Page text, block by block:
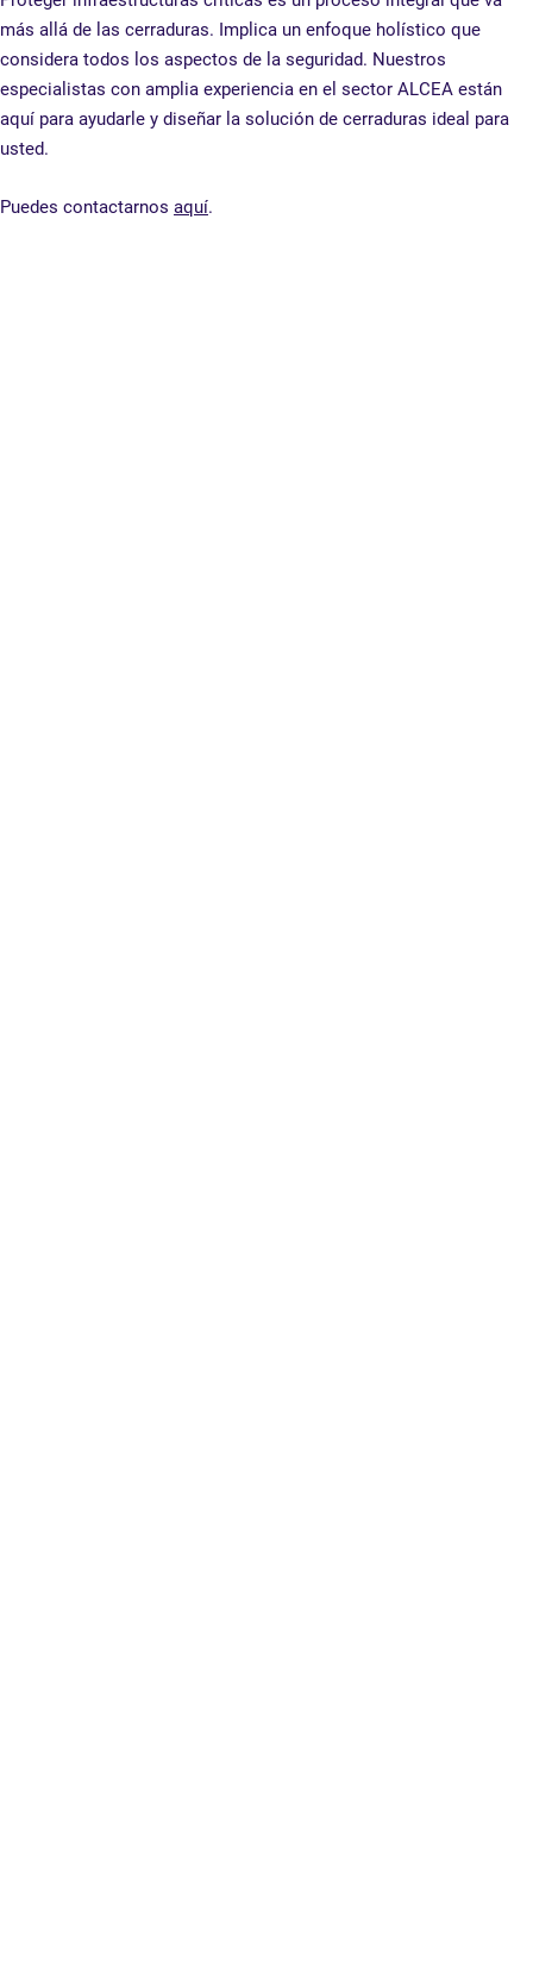
más allá de las cerraduras. Implica un enfoque holístico que
considera todos los aspectos de la seguridad. Nuestros
especialistas con amplia experiencia en el sector ALCEA están
aquí para ayudarle y diseñar la solución de cerraduras ideal para
usted.
Puedes contactarnos aquí.